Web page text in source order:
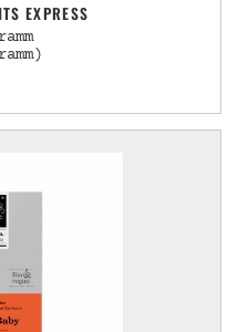
EXPRESS